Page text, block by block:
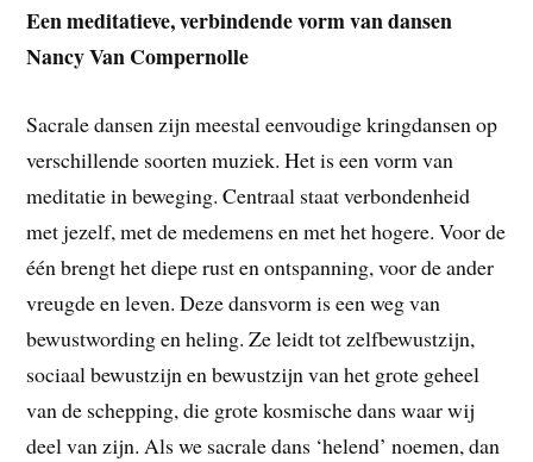
Een meditatieve, verbindende vorm van dansen
Nancy Van Compernolle
Sacrale dansen zijn meestal eenvoudige kringdansen op
verschillende soorten muziek. Het is een vorm van
meditatie in beweging. Centraal staat verbondenheid
met jezelf, met de medemens en met het hogere. Voor de
één brengt het diepe rust en ontspanning, voor de ander
vreugde en leven. Deze dansvorm is een weg van
bewustwording en heling. Ze leidt tot zelfbewustzijn,
sociaal bewustzijn en bewustzijn van het grote geheel
van de schepping, die grote kosmische dans waar wij
deel van zijn. Als we sacrale dans ‘helend’ noemen, dan